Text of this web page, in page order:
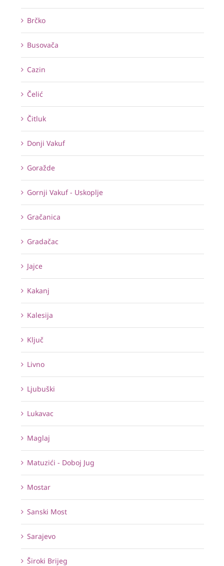
Brčko
Busovača
Cazin
Čelić
Čitluk
Donji Vakuf
Goražde
Gornji Vakuf - Uskoplje
Gračanica
Gradačac
Jajce
Kakanj
Kalesija
Ključ
Livno
Ljubuški
Lukavac
Maglaj
Matuzići - Doboj Jug
Mostar
Sanski Most
Sarajevo
Široki Brijeg